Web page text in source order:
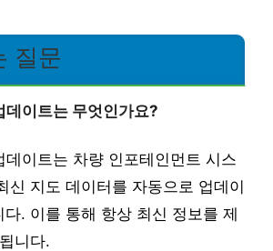
질문
데이트는 무엇인가요?
데이트는 차량 인포테인먼트 시스
신 지도 데이터를 자동으로 업데이
다. 이를 통해 항상 최신 정보를 제
니다.